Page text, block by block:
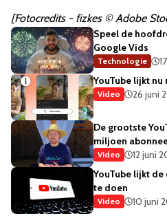
[Fotocredits - fizkes © Adobe
Speel de
Google Vids
Technologie
YouTube lijkt nu
Video 26 juni
De grootste
miljoen
Video
12 juni
YouTube lijkt
te doen
Video 10 juni